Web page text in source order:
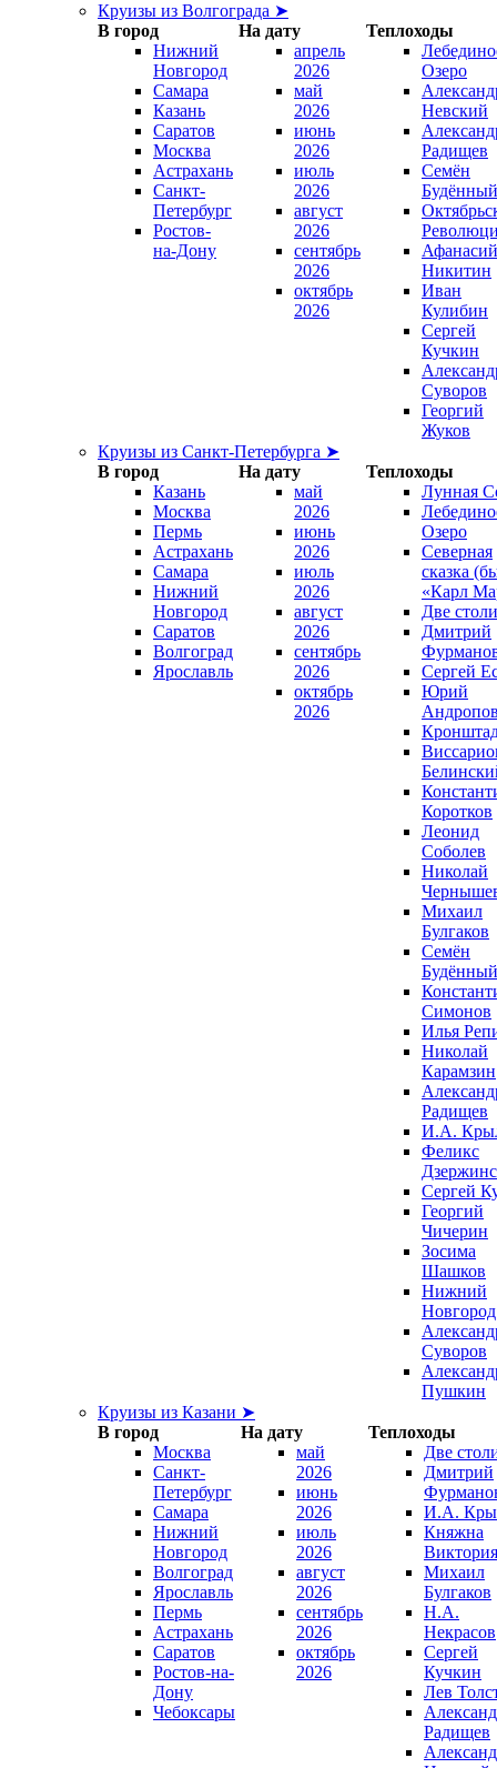
Круизы из Волгограда ➤
В город
На дату
Теплоходы
Нижний
Новгород
Самара
Казань
Саратов
Москва
Астрахань
Санкт-
Петербург
Ростов-
на-Дону
апрель
2026
май
2026
июнь
2026
июль
2026
август
2026
сентябрь
2026
октябрь
2026
Озеро
Невский
Радищев
Семён
Будённый
Афанасий
Никитин
Иван
Кулибин
Сергей
Кучкин
Суворов
Георгий
Жуков
Круизы из Санкт-Петербурга ➤
В город
На дату
Теплоходы
Казань
Москва
Пермь
Астрахань
Самара
Нижний
Новгород
Саратов
Волгоград
Ярославль
май
2026
июнь
2026
июль
2026
август
2026
сентябрь
2026
октябрь
2026
Лунная
Озеро
Северная
сказка
«Карл
Две
Дмитрий
Сергей
Юрий
Коротков
Леонид
Соболев
Николай
Михаил
Булгаков
Семён
Будённый
Симонов
Илья
Николай
Карамзин
Радищев
И.А.
Феликс
Сергей
Георгий
Чичерин
Зосима
Шашков
Нижний
Новгород
Суворов
Пушкин
Круизы из Казани ➤
В город
На дату
Теплоходы
Москва
Санкт-
Петербург
Самара
Нижний
Новгород
Волгоград
Ярославль
Пермь
Астрахань
Саратов
Ростов-на-
Дону
Чебоксары
май
2026
июнь
2026
июль
2026
август
2026
сентябрь
2026
октябрь
2026
Две
Дмитрий
И.А.
Княжна
Виктория
Михаил
Булгаков
Н.А.
Некрасов
Сергей
Кучкин
Лев
Радищев